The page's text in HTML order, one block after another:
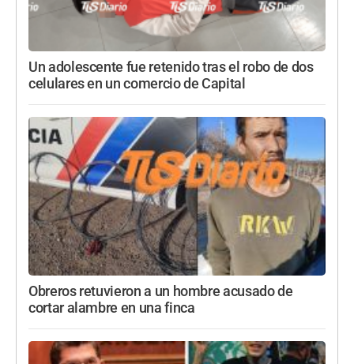
Un adolescente fue retenido tras el robo de dos
celulares en un comercio de Capital
Obreros retuvieron a un hombre acusado de
cortar alambre en una finca